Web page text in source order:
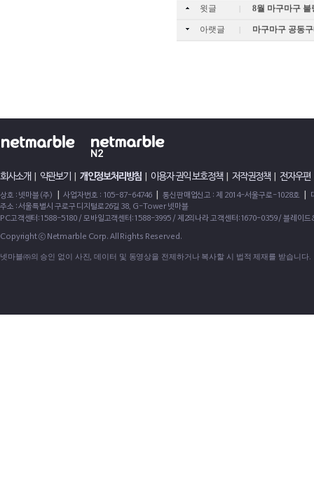
윗글 | 8월 마구마구
아랫글 | 마구마구 공동
회사소개 약관보기 개인정보처리방침 이용자 권익 보호정책| 저작권정책| 전자우편
상호 : 넷마블(주) 사업자번호 : 105-87-64746 통신판매업신고 : 제 2014-서울구로-1028호
주소 : 서울특별시 구로구 디지털로26길 38, G-Tower 넷마블
PC고객센터:1588-5180 / 모바일고객센터:1588-3995 / 제2의나라 고객센터:1670-0359 / 블레이
Copyright ⓒ Netmarble Corp. All Rights Reserved.
넷마블㈜의 승인 없이 사진, 데이터 및 동영상을 전제하거나 복사할 시 법적 제재를 받습니다.